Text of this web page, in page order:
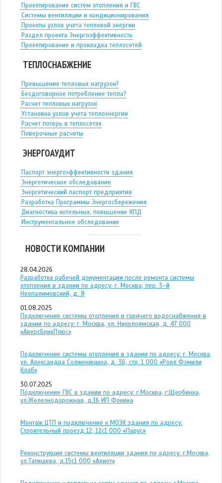
Проектирование систем отопления и ГВС
Системы вентиляции и кондиционирования
Проекты узлов учета тепловой энергии
Раздел проекта Энергоэффективность
Проектирование и прокладка теплосетей
ТЕПЛОСНАБЖЕНИЕ
Превышение тепловых нагрузок?
Бездоговорное потребление тепла?
Расчет тепловых нагрузок
Установка узлов учета теплоэнергии
Расчет потерь в теплосетях
Поверочные расчеты
ЭНЕРГОАУДИТ
Паспорт энергоэффективности здания
Энергетическое обследование
Энергетический паспорт предприятия
Разработка Программы Энергосбережения
Диагностика котельных, повышение КПД
Инструментальное обследование
НОВОСТИ КОМПАНИИ
28.04.2026
Разработка рабочей документации после ремонта системы
отопления в здании по адресу: г. Москва, пер. 3-й
Неопалимовский, д. 8
01.08.2025
Подключение системы отопления и горячего водоснабжения в
здании по адресу: г. Москва, ул. Николоямская, д. 47 ООО
«АверсБрикПлюс»
Подключение системы отопления в здании по адресу: г. Москва,
ул. Александра Солженицына, д. 36, стр. 1 ООО «Роял Фэмили
Клаб»
30.07.2025
Подключение ГВС в здании по адресу: г.Москва, г.Щербинка,
ул.Железнодорожная, д.16 ИП Фокина
Монтаж ЦТП и подключение к МОЭК здания по адресу:
Строительный проезд 12, 12с1 ООО «Парус»
Реконструкции системы вентиляции здания по адресу: г.Москва,
ул.Татищева, д.15с1 ООО «Алиот»